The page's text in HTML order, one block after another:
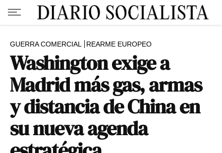
GUERRA COMERCIAL REARME EUROPEO
Washington exige a
Madrid más gas, armas
y distancia de China en
su nueva agenda